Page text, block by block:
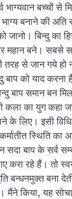
भाग्यवान बच्चों से
भाग्य बनाने की
जानो। बिन्दु का
महान बने। सबसे
तरह से जान गये हो
बाप को याद
बाप समान बन
कला का युग कहा
के लिए। इसी विधि
स्थिति का
बाप के सर्व
करा रहे हैं। तो
बन्धनमुक्त बना
मैंने किया, यह